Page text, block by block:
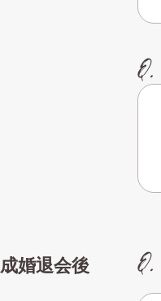
成婚退会後